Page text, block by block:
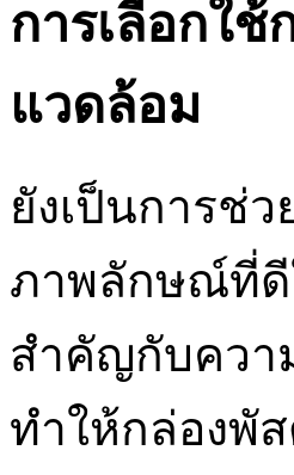
การเลือกใ
แวดล้อม
ยังเป็นการช่
ภาพลักษณ์ที่ดี
สำคัญกับควา
ทำให้กล่องพั